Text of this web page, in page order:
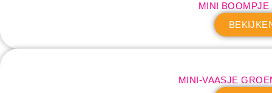
MINI BOOMPJE
MINI-VAASJE